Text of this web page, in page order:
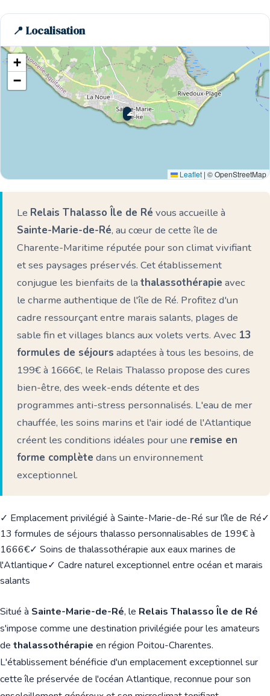
📍 Localisation
🌊 Ici
+
−
Leaflet | © OpenStreetMap
Le Relais Thalasso Île de Ré vous accueille à
Sainte-Marie-de-Ré, au cœur de cette île de
Charente-Maritime réputée pour son climat vivifiant
et ses paysages préservés. Cet établissement
conjugue les bienfaits de la thalassothérapie avec
le charme authentique de l'île de Ré. Profitez d'un
cadre ressourçant entre marais salants, plages de
sable fin et villages blancs aux volets verts. Avec 13
formules de séjours adaptées à tous les besoins, de
199€ à 1666€, le Relais Thalasso propose des cures
bien-être, des week-ends détente et des
programmes anti-stress personnalisés. L'eau de mer
chauffée, les soins marins et l'air iodé de l'Atlantique
créent les conditions idéales pour une remise en
forme complète dans un environnement
exceptionnel.
✓ Emplacement privilégié à Sainte-Marie-de-Ré sur l'île de Ré✓
13 formules de séjours thalasso personnalisables de 199€ à
1666€✓ Soins de thalassothérapie aux eaux marines de
l'Atlantique✓ Cadre naturel exceptionnel entre océan et marais
salants
Situé à Sainte-Marie-de-Ré, le Relais Thalasso Île de Ré
s'impose comme une destination privilégiée pour les amateurs
de thalassothérapie en région Poitou-Charentes.
L'établissement bénéficie d'un emplacement exceptionnel sur
cette île préservée de l'océan Atlantique, reconnue pour son